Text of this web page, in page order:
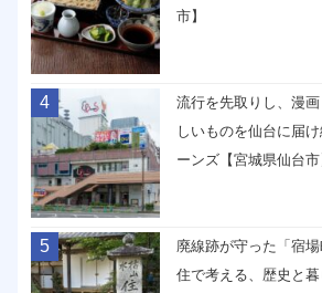
市】
4
流行を先取りし、漫
しいものを仙台に届
ーンズ【宮城県仙台市
5
廃線跡が守った「宿
住で考える、歴史と